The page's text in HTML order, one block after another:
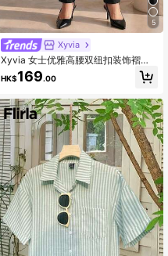
5
Xyvia
Xyvia 女士优雅高腰双纽扣装饰褶皱
直腿西装裤，休闲，春/秋
HK$169.00